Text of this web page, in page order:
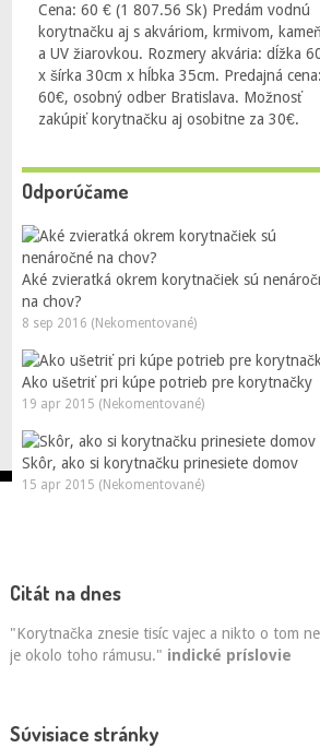
Cena: 60 € (1 807.56 Sk) Predám vodnú
korytnačku aj s akváriom, krmivom,
a UV žiarovkou. Rozmery akvária: dĺžka
x šírka 30cm x hĺbka 35cm. Predajná cena:
60€, osobný odber Bratislava. Možnosť
zakúpiť korytnačku aj osobitne za 30€.
Odporúčame
Aké zvieratká okrem korytnačiek sú
na chov?
8 sep 2016 (Nekomentované)
Ako ušetriť pri kúpe potrieb pre korytnačky
19 apr 2015 (Nekomentované)
Skôr, ako si korytnačku prinesiete domov
15 apr 2015 (Nekomentované)
Citát na dnes
"Korytnačka znesie tisíc vajec a nikto o tom
je okolo toho rámusu." indické príslovie
Súvisiace stránky